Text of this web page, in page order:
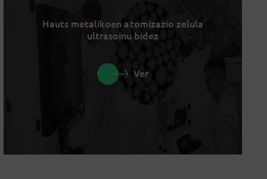
Hauts metalikoen atomizazio zelula
ultrasoinu bidez
Ver